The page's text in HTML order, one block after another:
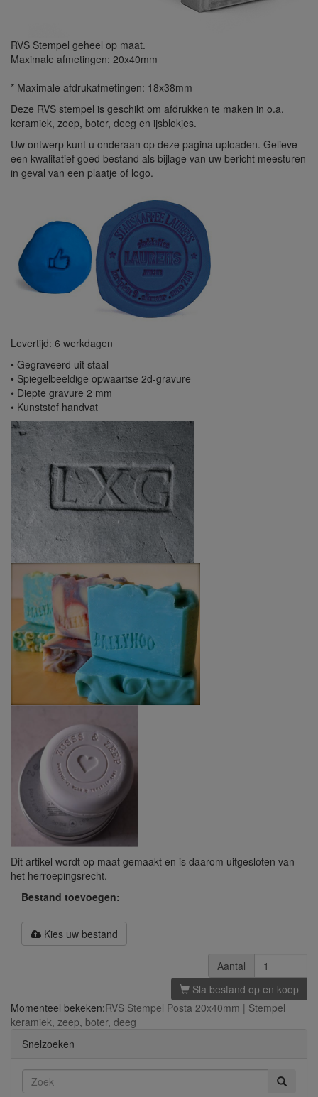
RVS Stempel geheel op maat.
Maximale afmetingen: 20x40mm
* Maximale afdrukafmetingen: 18x38mm
Deze RVS stempel is geschikt om afdrukken te maken in o.a.
keramiek, zeep, boter, deeg en ijsblokjes.
Uw ontwerp kunt u onderaan op deze pagina uploaden. Gelieve
een kwalitatief goed bestand als bijlage van uw bericht meesturen
in geval van een plaatje of logo.
Levertijd: 6 werkdagen
• Gegraveerd uit staal
• Spiegelbeeldige opwaartse 2d-gravure
• Diepte gravure 2 mm
• Kunststof handvat
Dit artikel wordt op maat gemaakt en is daarom uitgesloten van
het herroepingsrecht.
Bestand toevoegen:
Kies uw bestand
Aantal
Sla bestand op en koop
Momenteel bekeken:RVS Stempel Posta 20x40mm | Stempel
keramiek, zeep, boter, deeg
Snelzoeken